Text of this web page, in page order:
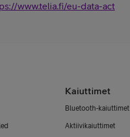
www.telia.fi/eu-data-act
Kaiuttimet
Bluetooth-kaiuttimet
Aktiivikaiuttimet